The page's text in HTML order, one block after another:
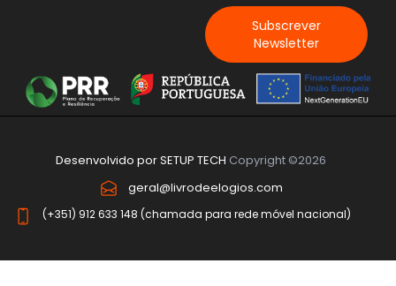
Subscrever
Newsletter
Desenvolvido porSETUP TECH Copyright ©2026
geral@livrodeelogios.com
(+351) 912 633 148 (chamada para rede móvel nacional)